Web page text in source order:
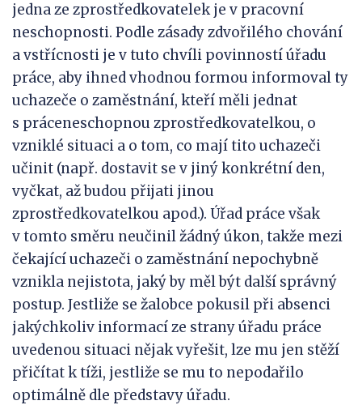
jedna ze zprostředkovatelek je v pracovní
neschopnosti. Podle zásady zdvořilého chování
a vstřícnosti je v tuto chvíli povinností úřadu
práce, aby ihned vhodnou formou informoval ty
uchazeče o zaměstnání, kteří měli jednat
s práceneschopnou zprostředkovatelkou, o
vzniklé situaci a o tom, co mají tito uchazeči
učinit (např. dostavit se v jiný konkrétní den,
vyčkat, až budou přijati jinou
zprostředkovatelkou apod.). Úřad práce však
v tomto směru neučinil žádný úkon, takže mezi
čekající uchazeči o zaměstnání nepochybně
vznikla nejistota, jaký by měl být další správný
postup. Jestliže se žalobce pokusil při absenci
jakýchkoliv informací ze strany úřadu práce
uvedenou situaci nějak vyřešit, lze mu jen stěží
přičítat k tíži, jestliže se mu to nepodařilo
optimálně dle představy úřadu.